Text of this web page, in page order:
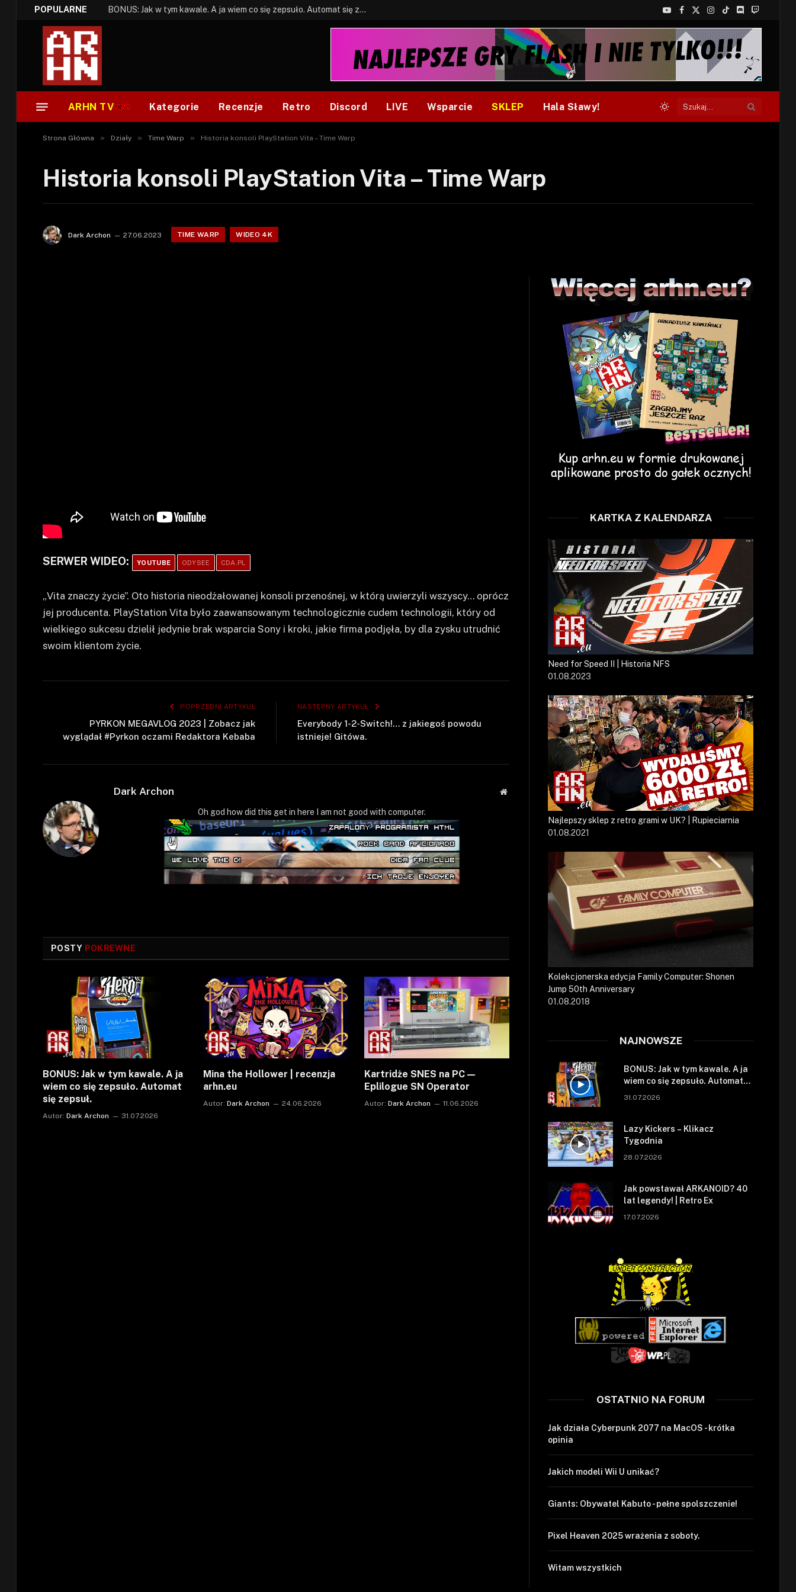
POPULARNE BONUS: Jak w tym kawale. A ja wiem co się zepsuło. Automat się zepsuł.
YouTube
Facebook
X
(Twitter)
Instagram
TikTokDiscordTwitch
ARHN TV Kategorie Recenzje Retro Discord LIVE Wsparcie SKLEP Hala Sławy!
Strona Główna » Działy » Time Warp » Historia konsoli PlayStation Vita – Time Warp
Historia konsoli PlayStation Vita – Time Warp
Dark Archon 27.06.2023 TIME WARP WIDEO 4K
SERWER WIDEO: YOUTUBE ODYSEE CDA.PL
„Vita znaczy życie”. Oto historia nieodżałowanej konsoli przenośnej, w którą uwierzyli wszyscy… oprócz
jej producenta. PlayStation Vita było zaawansowanym technologicznie cudem technologii, który od
wielkiego sukcesu dzielił jedynie brak wsparcia Sony i kroki, jakie firma podjęła, by dla zysku utrudnić
swoim klientom życie.
POPRZEDNI ARTYKUŁ
PYRKON MEGAVLOG 2023 | Zobacz jak
wyglądał #Pyrkon oczami Redaktora Kebaba
NASTĘPNY ARTYKUŁ
Everybody 1-2-Switch!… z jakiegoś powodu
istnieje! Gitówa.
Dark Archon
Strona
Oh god how did this get in here I am not good with computer.
POSTY POKREWNE
BONUS: Jak w tym kawale. A ja
wiem co się zepsuło. Automat
się zepsuł.
Autor: Dark Archon 31.07.2026
Mina the Hollower | recenzja
arhn.eu
Autor: Dark Archon 24.06.2026
Kartridże SNES na PC —
Eplilogue SN Operator
Autor: Dark Archon 11.06.2026
KARTKA Z KALENDARZA
Need for Speed II | Historia NFS
01.08.2023
Najlepszy sklep z retro grami w UK? | Rupieciarnia
01.08.2021
Kolekcjonerska edycja Family Computer: Shonen
Jump 50th Anniversary
01.08.2018
NAJNOWSZE
BONUS: Jak w tym kawale. A ja
wiem co się zepsuło. Automat
się zepsuł.
31.07.2026
Lazy Kickers – Klikacz
Tygodnia
28.07.2026
Jak powstawał ARKANOID? 40
lat legendy! | Retro Ex
17.07.2026
OSTATNIO NA FORUM
Jak działa Cyberpunk 2077 na MacOS - krótka
opinia
Jakich modeli Wii U unikać?
Giants: Obywatel Kabuto - pełne spolszczenie!
Pixel Heaven 2025 wrażenia z soboty.
Witam wszystkich